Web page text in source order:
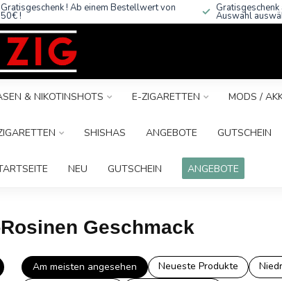
Gratisgeschenk ! Ab einem Bestellwert von
50€ ! Auswahl
& NIKOTINSHOTS E-ZIGARETTEN MODS /
SHISHAS ANGEBOTE GUTSCHEIN
NEU GUTSCHEIN ANGEBOTE
Geschmack
Am meisten angesehen Neueste Produkte